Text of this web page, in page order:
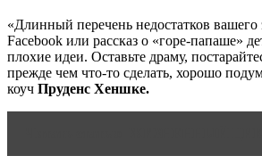
«Длинный перечень недостатков вашего
Facebook или рассказ о «горе-папаше»
плохие идеи. Оставьте драму,
прежде чем что-то сделать, хорошо
коуч Пруденс Хеншке.